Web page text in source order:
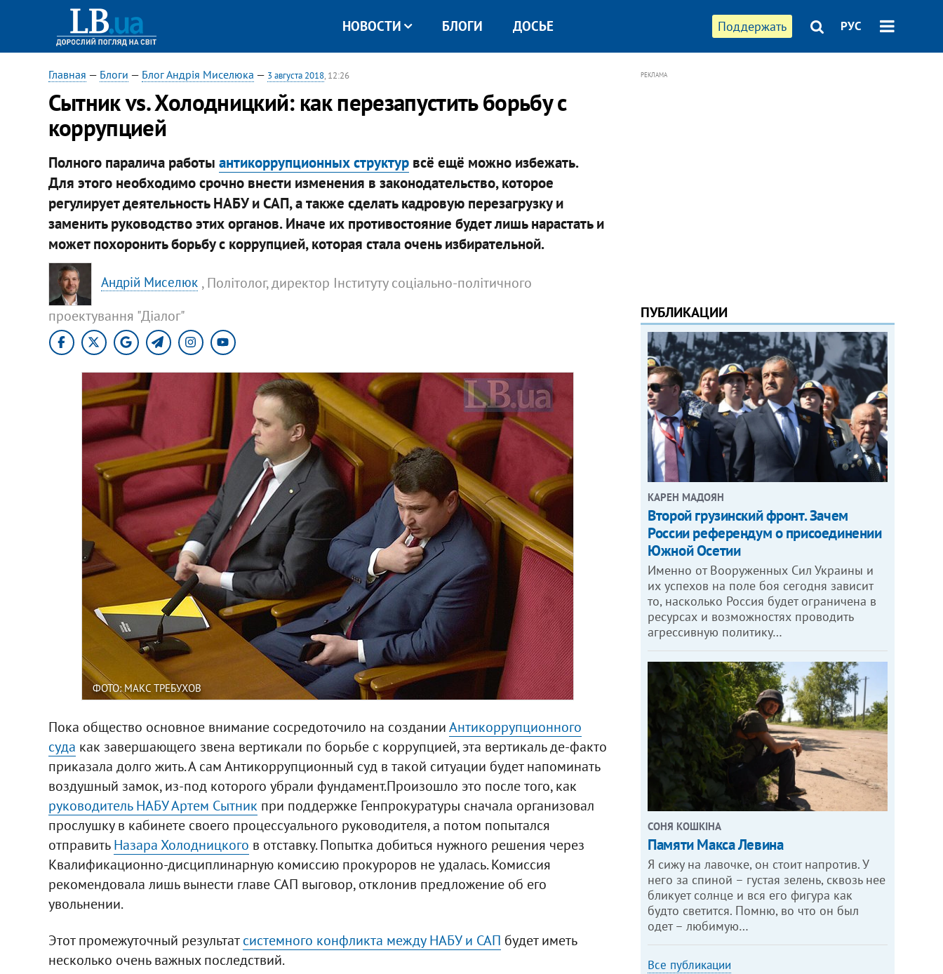
Поддержать РУС
НОВОСТИ БЛОГИ ДОСЬЕ
Главная — Блоги — Блог Андрія Миселюка — 3 августа 2018, 12:26
Сытник vs. Холодницкий: как перезапустить борьбу с
коррупцией
Полного паралича работы антикоррупционных структурвсё ещё можно избежать.
Для этого необходимо срочно внести изменения в законодательство, которое
регулирует деятельность НАБУ и САП, а также сделать кадровую перезагрузку и
заменить руководство этих органов. Иначе их противостояние будет лишь нарастать и
может похоронить борьбу с коррупцией, которая стала очень избирательной.
Андрій Миселюк , Політолог, директор Інституту соціально-політичного
проектування "Діалог"
ФОТО: МАКС ТРЕБУХОВ
Пока общество основное внимание сосредоточило на созданииАнтикоррупционного
суда как завершающего звена вертикали по борьбе с коррупцией, эта вертикаль де-факто
приказала долго жить. А сам Антикоррупционный суд в такой ситуации будет напоминать
воздушный замок, из-под которого убрали фундамент.Произошло это после того, как
руководитель НАБУ Артем Сытник при поддержке Генпрокуратуры сначала организовал
прослушку в кабинете своего процессуального руководителя, а потом попытался
отправитьНазара Холодницкого в отставку. Попытка добиться нужного решения через
Квалификационно-дисциплинарную комиссию прокуроров не удалась. Комиссия
рекомендовала лишь вынести главе САП выговор, отклонив предложение об его
увольнении.
Этот промежуточный результатсистемного конфликта между НАБУ и САП будет иметь
несколько очень важных последствий.
РЕКЛАМА
ПУБЛИКАЦИИ
КАРЕН МАДОЯН
Второй грузинский фронт. Зачем
России референдум о присоединении
Южной Осетии
Именно от Вооруженных Сил Украины и
их успехов на поле боя сегодня зависит
то, насколько Россия будет ограничена в
ресурсах и возможностях проводить
агрессивную политику…
СОНЯ КОШКІНА
Памяти Макса Левина
Я сижу на лавочке, он стоит напротив. У
него за спиной – густая зелень, сквозь нее
бликует солнце и вся его фигура как
будто светится. Помню, во что он был
одет – любимую…
Все публикации